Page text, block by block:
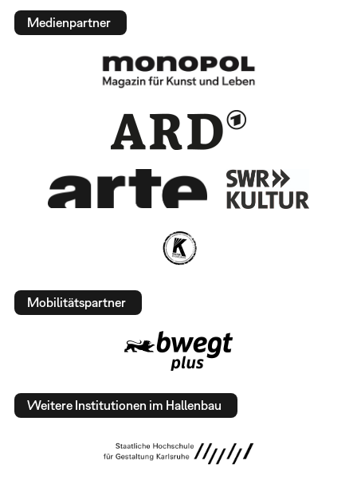
Medienpartner
Mobilitätspartner
Weitere Institutionen im Hallenbau